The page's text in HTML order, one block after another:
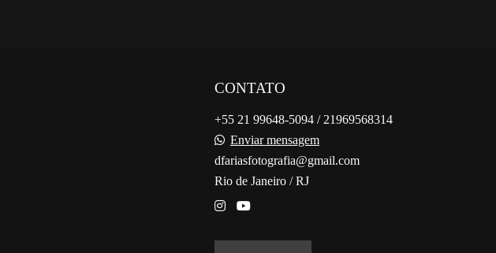
CONTATO
+55 21 99648-5094 / 21969568314
Enviar mensagem
dfariasfotografia@gmail.com
Rio de Janeiro / RJ